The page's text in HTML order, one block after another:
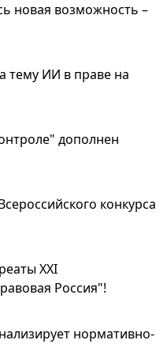
новая возможность –
тему ИИ в праве на
дополнен
конкурса
XXI
Россия"!
нормативно-